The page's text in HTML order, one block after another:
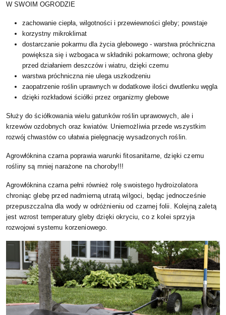
W SWOIM OGRODZIE
zachowanie ciepła, wilgotności i przewiewności gleby; powstaje
korzystny mikroklimat
dostarczanie pokarmu dla życia glebowego - warstwa próchniczna
powiększa się i wzbogaca w składniki pokarmowe; ochrona gleby
przed działaniem deszczów i wiatru, dzięki czemu
warstwa próchniczna nie ulega uszkodzeniu
zaopatrzenie roślin uprawnych w dodatkowe ilości dwutlenku węgla
dzięki rozkładowi ściółki przez organizmy glebowe
Służy do ściółkowania wielu gatunków roślin uprawowych, ale i
krzewów ozdobnych oraz kwiatów. Uniemożliwia przede wszystkim
rozwój chwastów co ułatwia pielęgnację wysadzonych roślin.
Agrowłóknina czarna poprawia warunki fitosanitarne, dzięki czemu
rośliny są mniej narażone na choroby!!!
Agrowłóknina czarna pełni również rolę swoistego hydroizolatora
chroniąc glebę przed nadmierną utratą wilgoci, będąc jednocześnie
przepuszczalna dla wody w odróżnieniu od czarnej folii. Kolejną zaletą
jest wzrost temperatury gleby dzięki okryciu, co z kolei sprzyja
rozwojowi systemu korzeniowego.